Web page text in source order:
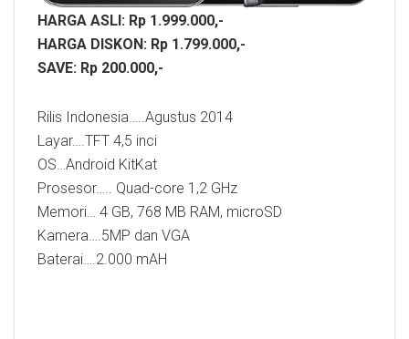
HARGA ASLI: Rp 1.999.000,-
HARGA DISKON: Rp 1.799.000,-
SAVE: Rp 200.000,-
Rilis Indonesia…..Agustus 2014
Layar….TFT 4,5 inci
OS…Android KitKat
Prosesor….. Quad-core 1,2 GHz
Memori… 4 GB, 768 MB RAM, microSD
Kamera….5MP dan VGA
Baterai….2.000 mAH